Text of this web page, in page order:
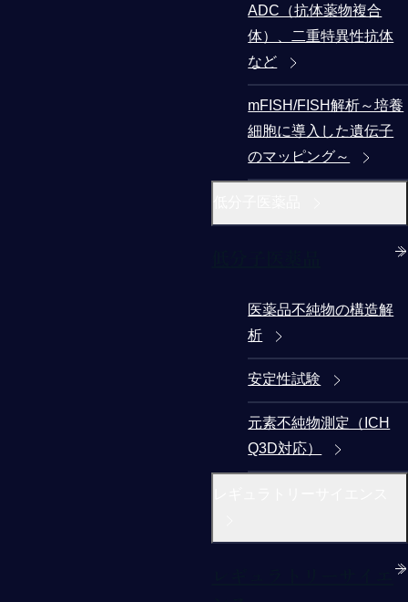
ADC（抗体薬物複合
体）、二重特異性抗体
など
mFISH/FISH解析～培養
細胞に導入した遺伝子
のマッピング～
医薬品不純物の構造解
析
安定性試験
元素不純物測定（ICH
Q3D対応）